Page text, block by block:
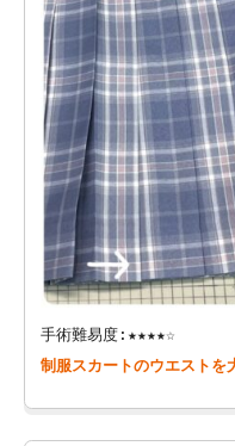
手術難易度:★★★★☆
制服スカートのウエストを